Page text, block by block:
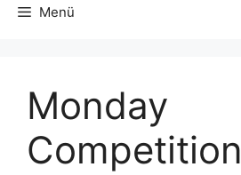
Menü
Monday
Competition